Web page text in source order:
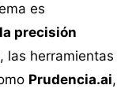
es
la precisión
las herramientas
Prudencia.ai,